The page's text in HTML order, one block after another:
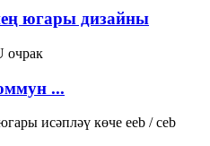
югары дизайны
...